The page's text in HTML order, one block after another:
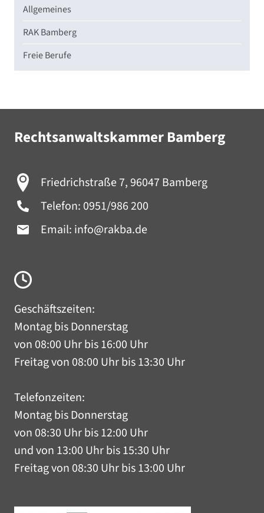
Allgemeines
RAK Bamberg
Freie Berufe
Rechtsanwaltskammer Bamberg
Friedrichstraße 7, 96047 Bamberg
Telefon: 0951/986 200
Email: info@rakba.de
Geschäftszeiten:
Montag bis Donnerstag
von 08:00 Uhr bis 16:00 Uhr
Freitag von 08:00 Uhr bis 13:30 Uhr
Telefonzeiten:
Montag bis Donnerstag
von 08:30 Uhr bis 12:00 Uhr
und von 13:00 Uhr bis 15:30 Uhr
Freitag von 08:30 Uhr bis 13:00 Uhr